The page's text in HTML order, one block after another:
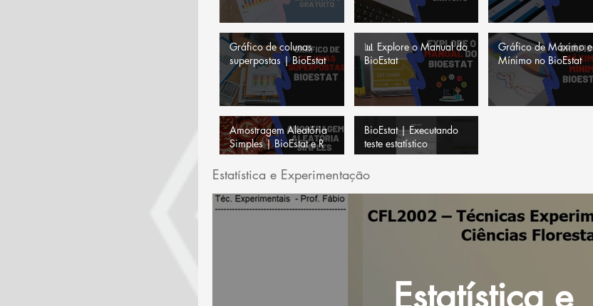
Gráfico de colunas
superpostas | BioEstat
📊 Explore o Manual do
BioEstat
Gráfico de Máximo e
Mínimo no BioEstat
Amostragem Aleatória
Simples | BioEstat e R
BioEstat | Executando
teste estatístico
Estatística e Experimentação